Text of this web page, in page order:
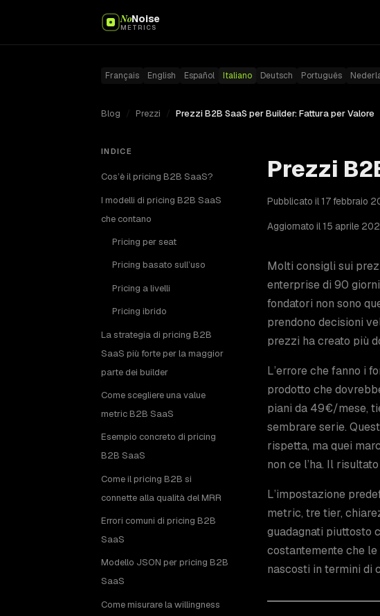
NoNoise
METRICS
Français English Español Italiano Deutsch Português
Blog / Prezzi / Prezzi B2B SaaS per Builder: Fattura per Valore
INDICE
Cos’è il pricing B2B SaaS?
I modelli di pricing B2B SaaS
che contano
Pricing per seat
Pricing basato sull’uso
Pricing a livelli
Pricing ibrido
La strategia di pricing B2B
SaaS più forte per la maggior
parte dei builder
Come scegliere una value
metric B2B SaaS
Esempio concreto di pricing
B2B SaaS
Come il pricing B2B si
connette alla qualità del MRR
Errori comuni di pricing B2B
SaaS
Modello JSON per pricing B2B
SaaS
Come misurare la willingness
Prezzi
Pubblicato il 17 febbraio
Aggiornato il 15 aprile
Molti consigli sui
enterprise di 90
fondatori non sono
prendono decisioni
prezzi ha creato più
L’errore che fanno i
prodotto che
piani da 49€/mese,
sembrare serie.
rispetta, ma quei
non ce l’ha. Il
L’impostazione
metric, tre tier,
guadagnati piuttosto
costantemente che
nascosti in termini di